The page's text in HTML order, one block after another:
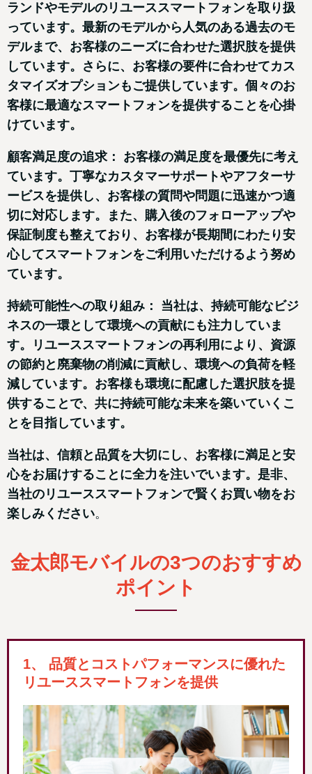
ランドやモデルのリユーススマートフォンを取り扱
っています。最新のモデルから人気のある過去のモ
デルまで、お客様のニーズに合わせた選択肢を提供
しています。さらに、お客様の要件に合わせてカス
タマイズオプションもご提供しています。個々のお
客様に最適なスマートフォンを提供することを心掛
けています。
顧客満足度の追求： お客様の満足度を最優先に考え
ています。丁寧なカスタマーサポートやアフターサ
ービスを提供し、お客様の質問や問題に迅速かつ適
切に対応します。また、購入後のフォローアップや
保証制度も整えており、お客様が長期間にわたり安
心してスマートフォンをご利用いただけるよう努め
ています。
持続可能性への取り組み： 当社は、持続可能なビジ
ネスの一環として環境への貢献にも注力していま
す。リユーススマートフォンの再利用により、資源
の節約と廃棄物の削減に貢献し、環境への負荷を軽
減しています。お客様も環境に配慮した選択肢を提
供することで、共に持続可能な未来を築いていくこ
とを目指しています。
当社は、信頼と品質を大切にし、お客様に満足と安
心をお届けすることに全力を注いでいます。是非、
当社のリユーススマートフォンで賢くお買い物をお
楽しみください。
金太郎モバイルの3つのおすすめ
ポイント
1、 品質とコストパフォーマンスに優れた
リユーススマートフォンを提供